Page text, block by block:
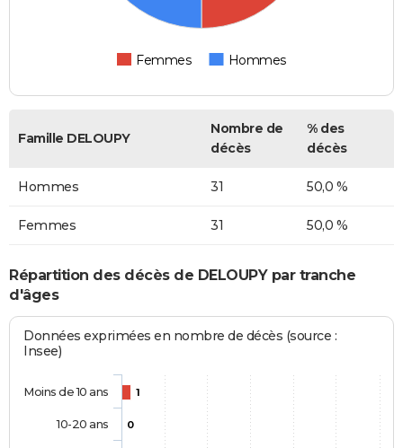
Femmes Hommes
Famille DELOUPY
Nombre de
décès
% des
décès
Hommes 31 50,0 %
Femmes 31 50,0 %
Répartition des décès de DELOUPY par tranche
d'âges
Données exprimées en nombre de décès (source :
Insee)
1
0
Moins de 10 ans
10-20 ans